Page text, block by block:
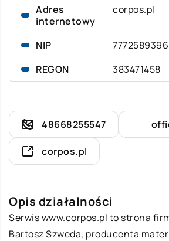
Adres
internetowy
corpos.pl
NIP
7772589396
REGON
383471458
48668255547
corpos.pl
Opis działalności
Serwis www.corpos.pl to strona
Bartosz Szweda, producenta